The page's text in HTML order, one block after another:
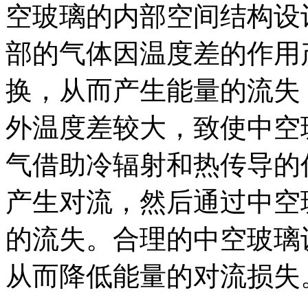
空玻璃的内部空间结构
部的气体因温度差的作
换，从而产生能量的流
外温度差较大，致使中
气借助冷辐射和热传导
产生对流，然后通过中
的流失。合理的中空玻
从而降低能量的对流损失